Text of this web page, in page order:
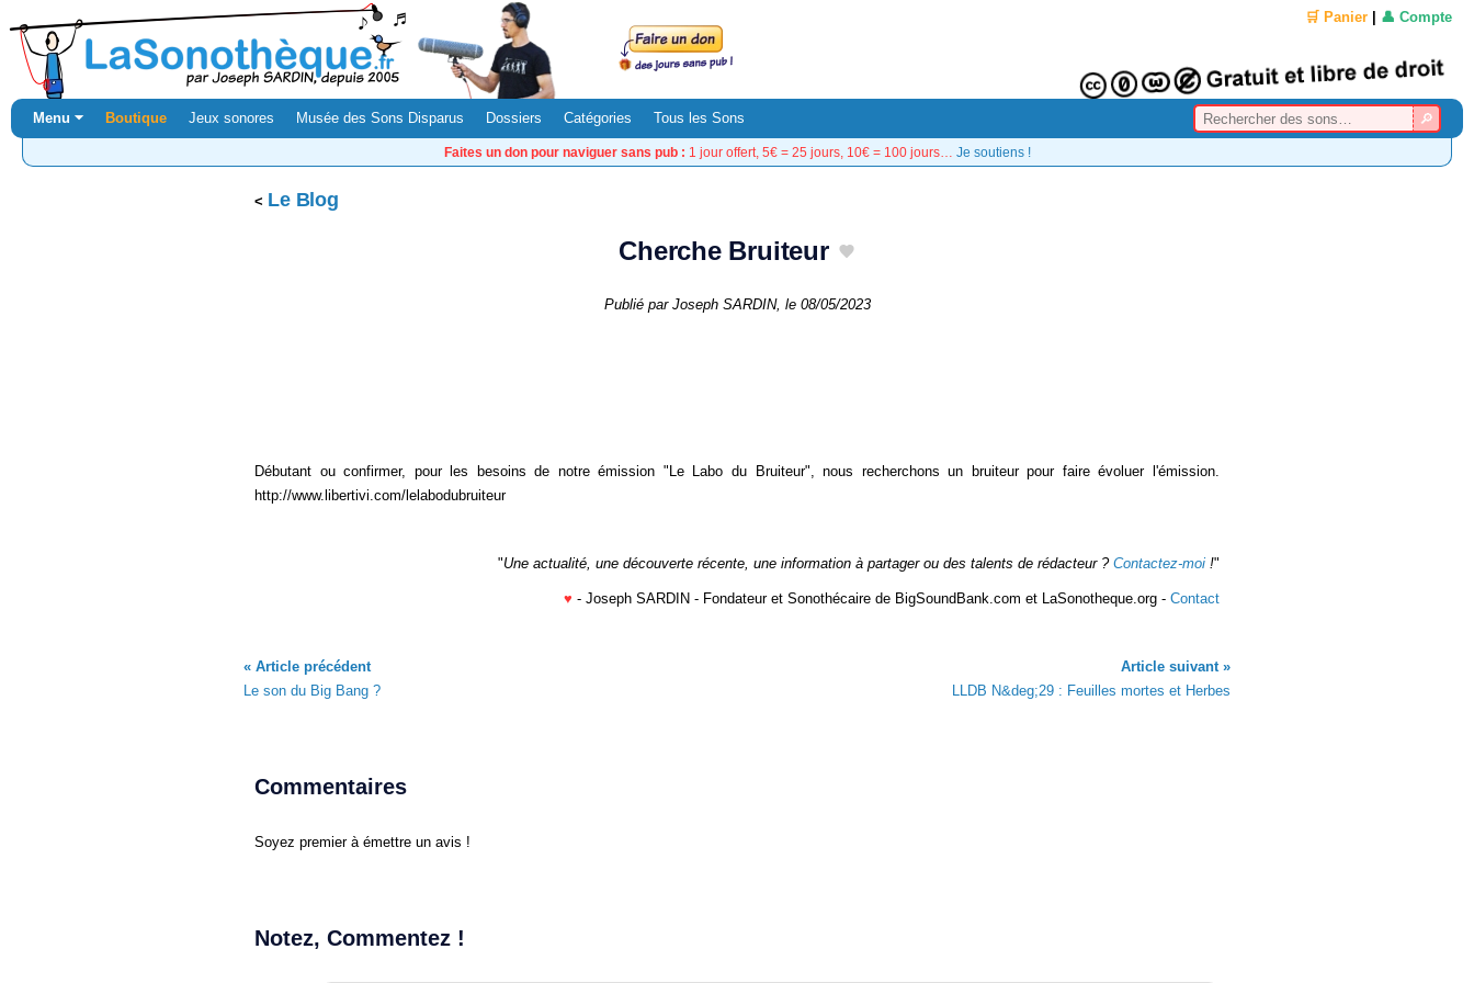
🛒 Panier 👤 Compte
Menu ⏷ Boutique Jeux sonores Musée des Sons Disparus Dossiers Catégories Tous les Sons
Faites un don pour naviguer sans pub : 1 jour offert, 5€ = 25 jours, 10€ = 100 jours… Je soutiens !
Le Blog
Cherche Bruiteur
Publié par Joseph SARDIN, le 08/05/2023
Débutant ou confirmer, pour les besoins de notre émission "Le Labo du Bruiteur", nous recherchons un bruiteur pour faire évoluer l'émission.
http://www.libertivi.com/lelabodubruiteur
"Une actualité, une découverte récente, une information à partager ou des talents de rédacteur ? Contactez-moi !"
♥ - Joseph SARDIN - Fondateur et Sonothécaire de BigSoundBank.com et LaSonotheque.org - Contact
« Article précédent
Le son du Big Bang ?
Article suivant »
LLDB N&deg;29 : Feuilles mortes et Herbes
Commentaires
Soyez premier à émettre un avis !
Notez, Commentez !